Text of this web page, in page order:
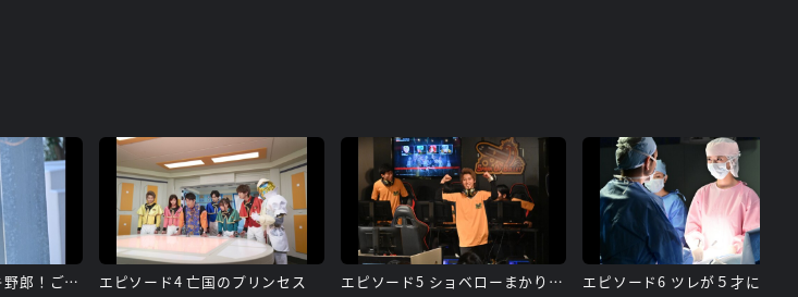
エピソード3 マンリキ野郎！ご意見無用 エピソード4 亡国のプリンセス エピソード5 ショベローまかりとおる！